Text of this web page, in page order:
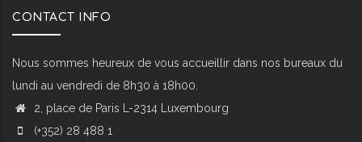
CONTACT INFO
Nous sommes heureux de vous accueillir dans nos bureaux du
lundi au vendredi de 8h30 à 18h00.
2, place de Paris L-2314 Luxembourg
(+352) 28 488 1